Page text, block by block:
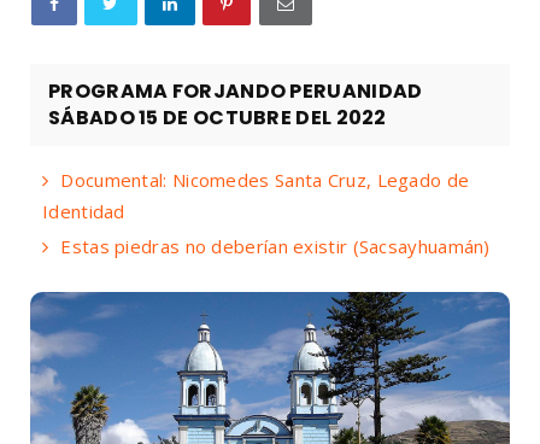
PROGRAMA FORJANDO PERUANIDAD
SÁBADO 15 DE OCTUBRE DEL 2022
Documental: Nicomedes Santa Cruz, Legado de
Identidad
Estas piedras no deberían existir (Sacsayhuamán)